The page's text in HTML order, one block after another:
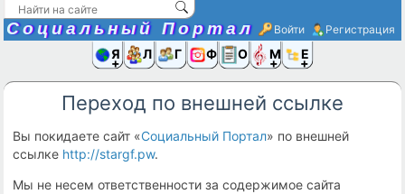
Социальный Портал Войти Регистрация
Я иЛюди
Группы
Фото Ещё
Переход по внешней ссылке
Вы покидаете сайт «Социальный Портал» по внешней
ссылке http://stargf.pw.
Мы не несем ответственности за содержимое сайта